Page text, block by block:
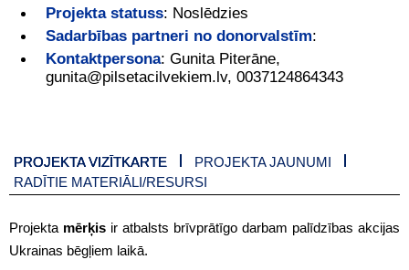
Projekta statuss: Noslēdzies
Sadarbības partneri no donorvalstīm:
Kontaktpersona: Gunita Piterāne,
gunita@pilsetacilvekiem.lv, 0037124864343
PROJEKTA VIZĪTKARTE
PROJEKTA JAUNUMI
RADĪTIE MATERIĀLI/RESURSI
Projekta mērķis ir atbalsts brīvprātīgo darbam palīdzības akcijas
Ukrainas bēgļiem laikā.